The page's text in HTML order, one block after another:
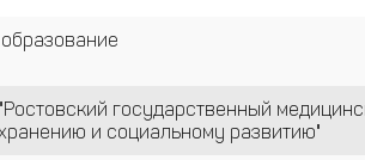
государственный
и социальному развитию"